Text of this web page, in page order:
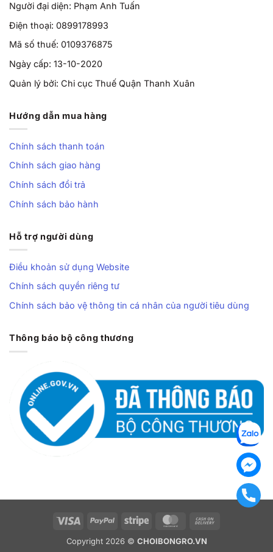
Người đại diện: Phạm Anh Tuấn
Điện thoại: 0899178993
Mã số thuế: 0109376875
Ngày cấp: 13-10-2020
Quản lý bởi: Chi cục Thuế Quận Thanh Xuân
Hướng dẫn mua hàng
Chính sách thanh toán
Chính sách giao hàng
Chính sách đổi trả
Chính sách bảo hành
Hỗ trợ người dùng
Điều khoản sử dụng Website
Chính sách quyền riêng tư
Chính sách bảo vệ thông tin cá nhân của người tiêu dùng
Thông báo bộ công thương
Visa PayPal Stripe MasterCard
Copyright 2026 © CHOIBONGRO.VN